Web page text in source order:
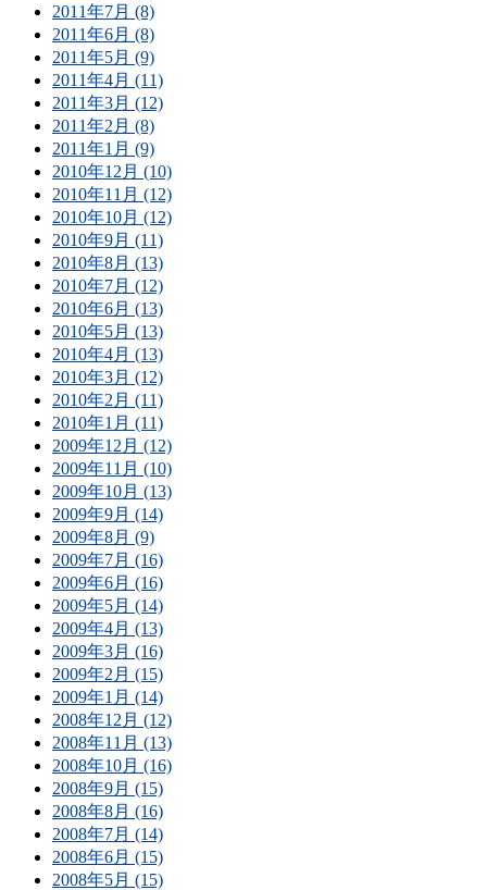
2011年7月 (8)
2011年6月 (8)
2011年5月 (9)
2011年4月 (11)
2011年3月 (12)
2011年2月 (8)
2011年1月 (9)
2010年12月 (10)
2010年11月 (12)
2010年10月 (12)
2010年9月 (11)
2010年8月 (13)
2010年7月 (12)
2010年6月 (13)
2010年5月 (13)
2010年4月 (13)
2010年3月 (12)
2010年2月 (11)
2010年1月 (11)
2009年12月 (12)
2009年11月 (10)
2009年10月 (13)
2009年9月 (14)
2009年8月 (9)
2009年7月 (16)
2009年6月 (16)
2009年5月 (14)
2009年4月 (13)
2009年3月 (16)
2009年2月 (15)
2009年1月 (14)
2008年12月 (12)
2008年11月 (13)
2008年10月 (16)
2008年9月 (15)
2008年8月 (16)
2008年7月 (14)
2008年6月 (15)
2008年5月 (15)